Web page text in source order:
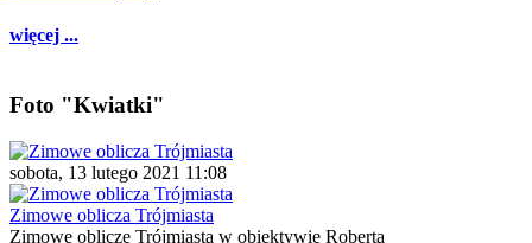
więcej ...
Foto "Kwiatki"
sobota, 13 lutego 2021 11:08
Zimowe oblicza Trójmiasta
Zimowe oblicze Trójmiasta w obiektywie Roberta